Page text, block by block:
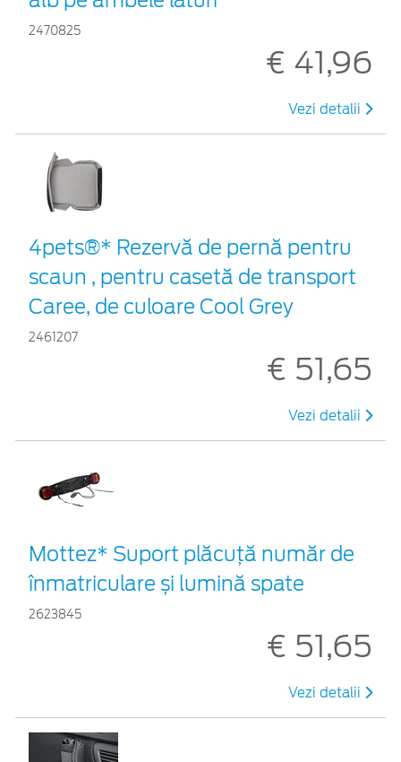
2470825
€ 41,96
Vezi detalii
4pets®* Rezervă de pernă pentru
scaun , pentru casetă de transport
Caree, de culoare Cool Grey
2461207
€ 51,65
Vezi detalii
Mottez* Suport plăcuță număr de
înmatriculare și lumină spate
2623845
€ 51,65
Vezi detalii